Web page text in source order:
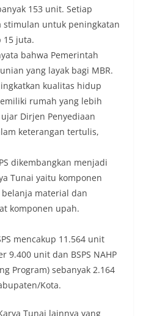
153 unit. Setiap
untuk peningkatan
15 juta.
bahwa Pemerintah
yang layak bagi MBR.
kualitas hidup
rumah yang lebih
Dirjen Penyediaan
keterangan tertulis,
dikembangkan menjadi
Tunai yaitu komponen
material dan
komponen upah.
mencakup 11.564 unit
9.400 unit dan BSPS NAHP
Program) sebanyak 2.164
Kota.
Tunai lainnya yang